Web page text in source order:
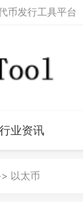
币发行工具平台
行业资讯
以太币